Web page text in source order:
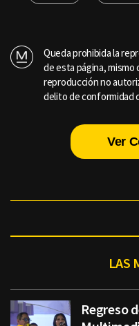
Queda prohibida la
de esta página, mismo
reproducción no
delito de conformidad
Ver
LAS
Regreso